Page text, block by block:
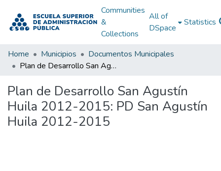
Communities
&
Collections
All of
DSpace
Statistics
Home Municipios
Documentos Municipales
Plan de Desarrollo San Agustín Huila 2012-2015: PD San Agustín Huila 2012-2015
Plan de Desarrollo San Agustín
Huila 2012-2015: PD San Agustín
Huila 2012-2015